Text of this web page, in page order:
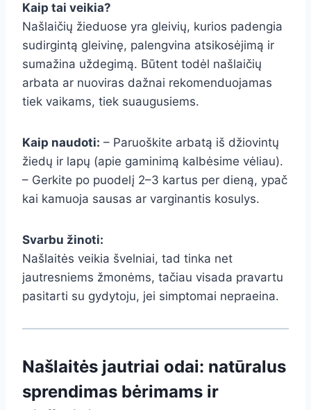
Kaip tai veikia?
Našlaičių žieduose yra gleivių, kurios padengia
sudirgintą gleivinę, palengvina atsikosėjimą ir
sumažina uždegimą. Būtent todėl našlaičių
arbata ar nuoviras dažnai rekomenduojamas
tiek vaikams, tiek suaugusiems.
Kaip naudoti: – Paruoškite arbatą iš džiovintų
žiedų ir lapų (apie gaminimą kalbėsime vėliau).
– Gerkite po puodelį 2–3 kartus per dieną, ypač
kai kamuoja sausas ar varginantis kosulys.
Svarbu žinoti:
Našlaitės veikia švelniai, tad tinka net
jautresniems žmonėms, tačiau visada pravartu
pasitarti su gydytoju, jei simptomai nepraeina.
Našlaitės jautriai odai: natūralus
sprendimas bėrimams ir